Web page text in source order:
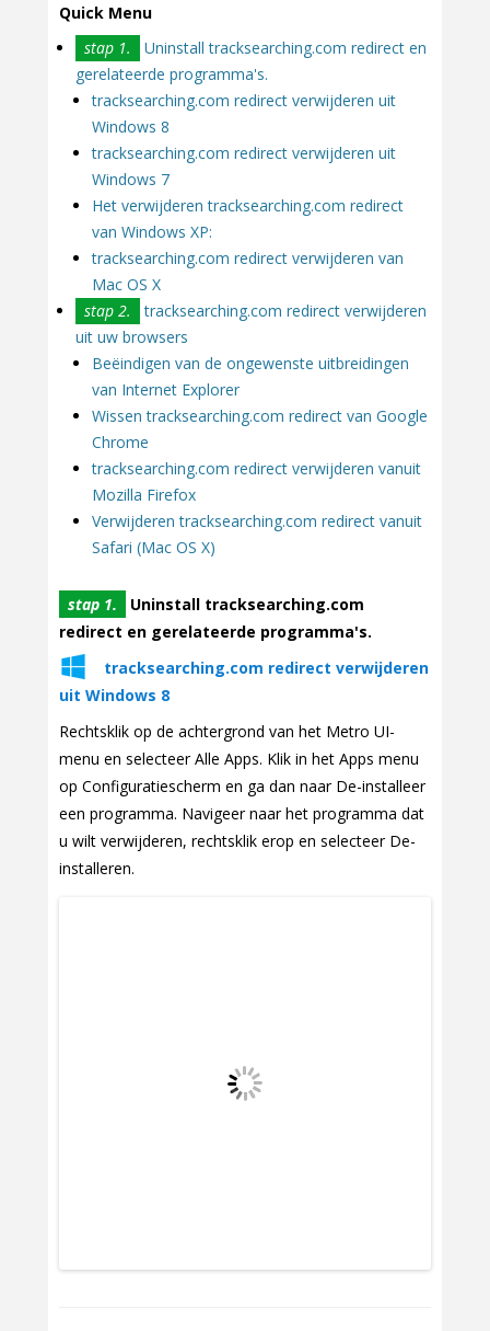
Quick Menu
stap 1.
Uninstall tracksearching.com redirect en
gerelateerde programma's.
tracksearching.com redirect verwijderen uit
Windows 8
tracksearching.com redirect verwijderen uit
Windows 7
Het verwijderen tracksearching.com redirect
van Windows XP:
tracksearching.com redirect verwijderen van
Mac OS X
stap 2.
tracksearching.com redirect verwijderen
uit uw browsers
Beëindigen van de ongewenste uitbreidingen
van Internet Explorer
Wissen tracksearching.com redirect van Google
Chrome
tracksearching.com redirect verwijderen vanuit
Mozilla Firefox
Verwijderen tracksearching.com redirect vanuit
Safari (Mac OS X)
stap 1.
Uninstall tracksearching.com
redirect en gerelateerde programma's.
tracksearching.com redirect verwijderen
uit Windows 8
Rechtsklik op de achtergrond van het Metro UI-
menu en selecteer Alle Apps. Klik in het Apps menu
op Configuratiescherm en ga dan naar De-installeer
een programma. Navigeer naar het programma dat
u wilt verwijderen, rechtsklik erop en selecteer De-
installeren.